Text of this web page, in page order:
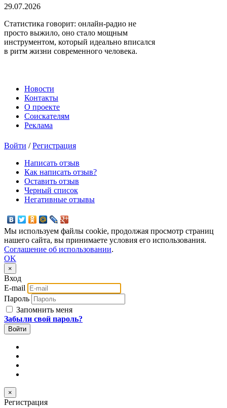
29.07.2026
Статистика говорит: онлайн-радио не
просто выжило, оно стало мощным
инструментом, который идеально вписался
в ритм жизни современного человека.
Новости
Контакты
О проекте
Соискателям
Реклама
Войти /Регистрация
Написать отзыв
Как написать отзыв?
Оставить отзыв
Черный список
Негативные отзывы
Мы используем файлы cookie, продолжая просмотр страниц
нашего сайта, вы принимаете условия его использования.
Соглашение об использовании.
OK
×
Вход
E-mail
Пароль
Запомнить меня
Забыли свой пароль?
×
Регистрация